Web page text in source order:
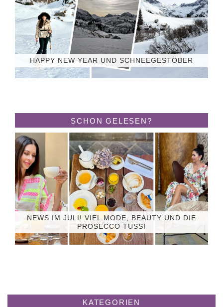
HAPPY NEW YEAR UND SCHNEEGESTÖBER
SCHON GELESEN?
NEWS IM JULI! VIEL MODE, BEAUTY UND DIE
PROSECCO TUSSI
KATEGORIEN